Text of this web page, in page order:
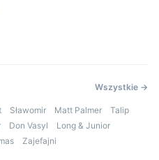
Wszystkie →
Sławomir Matt Palmer
Talip
Don Vasyl
Long & Junior
Zajefajni